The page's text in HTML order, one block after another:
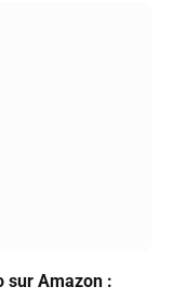
sur Amazon :